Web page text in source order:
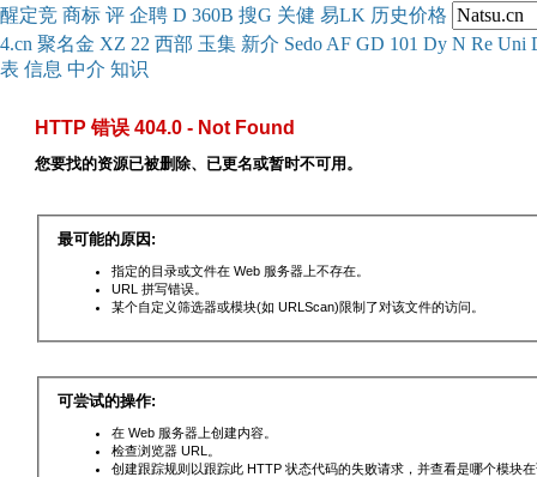
醒定竞 商标 评 企聘 D 360B 搜G 关健 易LK 历史价格
4.cn 聚名金 XZ 22 西部 玉集 新介 Sedo AF GD 101 Dy N Re Uni
表 信息 中介 知识